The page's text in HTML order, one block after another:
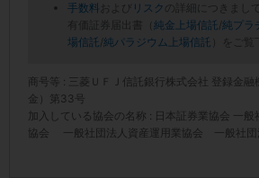
手数料
および リスク
の詳細につきまし
有価証券届出書（ 純金上場信託 /純プラ
場信託 /純パラジウム上場信託 ）をご覧
商号等 : 三菱ＵＦＪ信託銀行株式会社 登録金融
金）第33号
加入している協会の名称 : 日本証券業協会 一般
協会 一般社団法人資産運用業協会 一般社団